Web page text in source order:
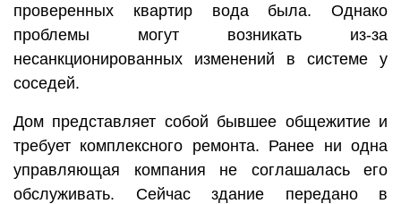
проверенных квартир вода была. Однако
проблемы могут возникать из-за
несанкционированных изменений в системе у
соседей.
Дом представляет собой бывшее общежитие и
требует комплексного ремонта. Ранее ни одна
управляющая компания не соглашалась его
обслуживать. Сейчас здание передано в